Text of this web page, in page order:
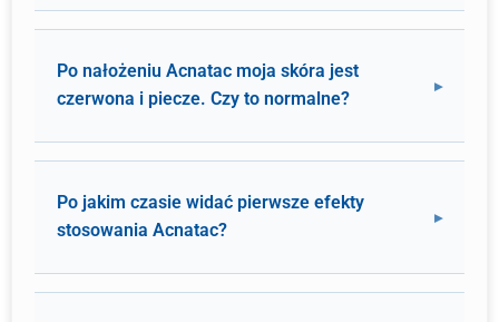
Po nałożeniu Acnatac moja skóra jest
czerwona i piecze. Czy to normalne?
Po jakim czasie widać pierwsze efekty
stosowania Acnatac?